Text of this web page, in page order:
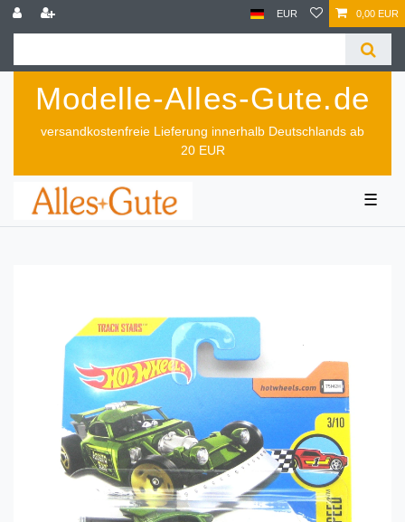
EUR 0,00 EUR
Modelle-Alles-Gute.de
versandkostenfreie Lieferung innerhalb Deutschlands ab
20 EUR
☰